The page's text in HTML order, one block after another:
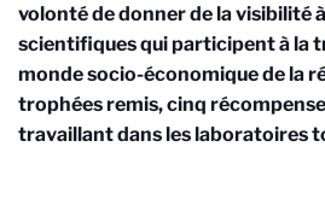
volonté de donner de la visibilité
scientifiques qui participent à la
monde socio-économique de la
trophées remis, cinq
travaillant dans les laboratoires